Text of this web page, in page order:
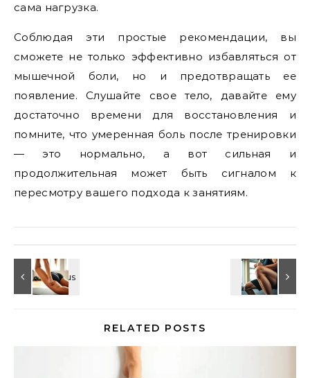
сама нагрузка.
Соблюдая эти простые рекомендации, вы
сможете не только эффективно избавляться от
мышечной боли, но и предотвращать ее
появление. Слушайте свое тело, давайте ему
достаточно времени для восстановления и
помните, что умеренная боль после тренировки
— это нормально, а вот сильная и
продолжительная может быть сигналом к
пересмотру вашего подхода к занятиям.
RELATED POSTS